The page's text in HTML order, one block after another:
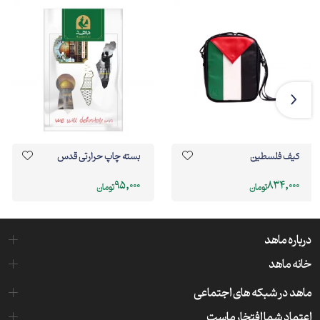
کیف فلسطین
834,000تومان
بسته چاپ حرارتی قدس
95,000تومان
درباره ماهد
خانه ماهد
ماهد در شبکه های اجتماعی